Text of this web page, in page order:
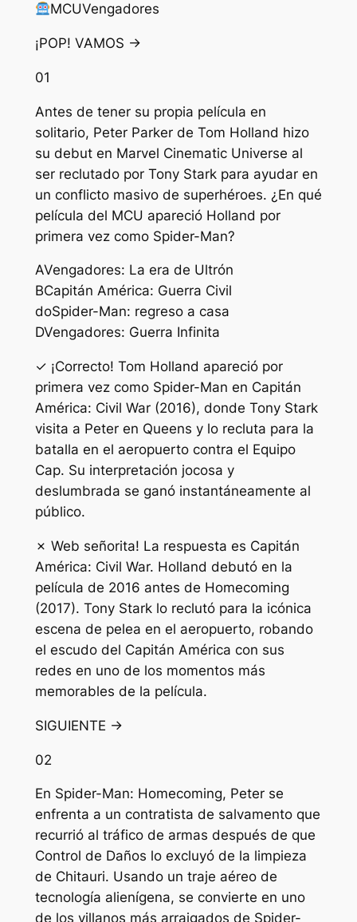
MCUVengadores
¡POP! VAMOS →
01
Antes de tener su propia película en
solitario, Peter Parker de Tom Holland hizo
su debut en Marvel Cinematic Universe al
ser reclutado por Tony Stark para ayudar en
un conflicto masivo de superhéroes. ¿En qué
película del MCU apareció Holland por
primera vez como Spider-Man?
AVengadores: La era de Ultrón
BCapitán América: Guerra Civil
doSpider-Man: regreso a casa
DVengadores: Guerra Infinita
✓ ¡Correcto! Tom Holland apareció por
primera vez como Spider-Man en Capitán
América: Civil War (2016), donde Tony Stark
visita a Peter en Queens y lo recluta para la
batalla en el aeropuerto contra el Equipo
Cap. Su interpretación jocosa y
deslumbrada se ganó instantáneamente al
público.
✗ Web señorita! La respuesta es Capitán
América: Civil War. Holland debutó en la
película de 2016 antes de Homecoming
(2017). Tony Stark lo reclutó para la icónica
escena de pelea en el aeropuerto, robando
el escudo del Capitán América con sus
redes en uno de los momentos más
memorables de la película.
SIGUIENTE →
02
En Spider-Man: Homecoming, Peter se
enfrenta a un contratista de salvamento que
recurrió al tráfico de armas después de que
Control de Daños lo excluyó de la limpieza
de Chitauri. Usando un traje aéreo de
tecnología alienígena, se convierte en uno
de los villanos más arraigados de Spider-